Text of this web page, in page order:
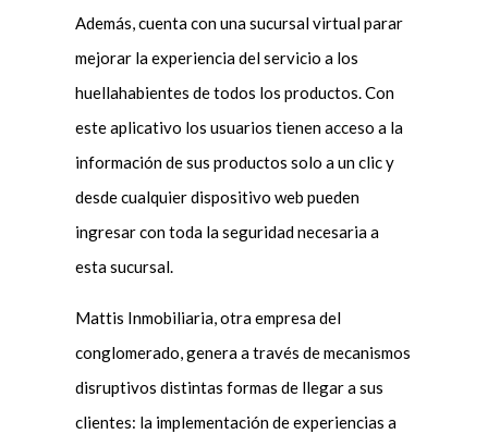
Además, cuenta con una sucursal virtual parar
mejorar la experiencia del servicio a los
huellahabientes de todos los productos. Con
este aplicativo los usuarios tienen acceso a la
información de sus productos solo a un clic y
desde cualquier dispositivo web pueden
ingresar con toda la seguridad necesaria a
esta sucursal.
Mattis Inmobiliaria, otra empresa del
conglomerado, genera a través de mecanismos
disruptivos distintas formas de llegar a sus
clientes: la implementación de experiencias a